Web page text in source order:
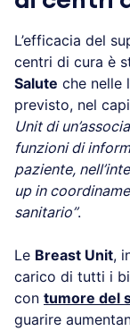
L’efficacia del
centri di cura è
Salute che nelle
previsto, nel
Unit di
funzioni di
paziente,
up in
sanitario”.
Le Breast Unit,
carico di tutti i
con tumore del
guarire